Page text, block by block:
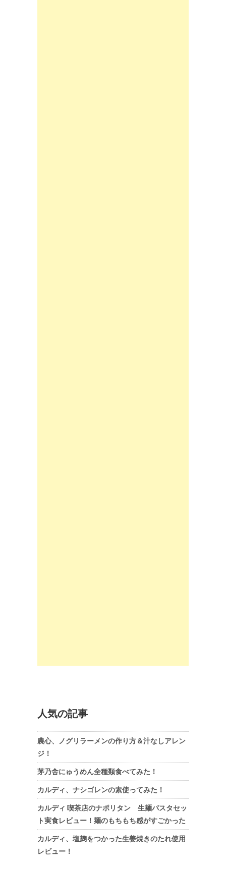
人気の記事
農心、ノグリラーメンの作り方＆汁なしアレン
ジ！
茅乃舎にゅうめん全種類食べてみた！
カルディ、ナシゴレンの素使ってみた！
カルディ 喫茶店のナポリタン 生麺パスタセッ
ト実食レビュー！麺のもちもち感がすごかった
カルディ、塩麹をつかった生姜焼きのたれ使用
レビュー！